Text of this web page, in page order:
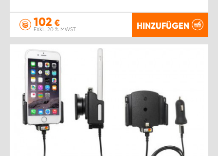
102 €
EXKL. 20 % MWST. HINZUFÜGEN